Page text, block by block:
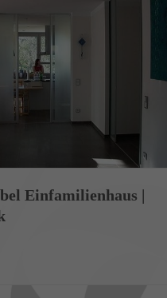
Einfamilienhaus |